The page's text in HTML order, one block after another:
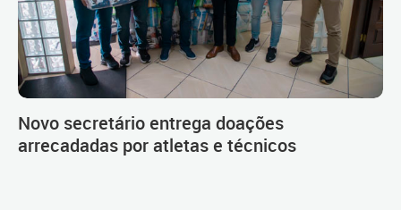
Novo secretário entrega doações
arrecadadas por atletas e técnicos